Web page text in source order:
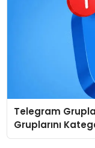
Telegram
Gruplarını